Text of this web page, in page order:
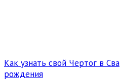
Как узнать свой Чертог в
рождения